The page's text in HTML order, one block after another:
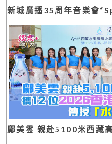
新城廣播35周年音樂會
鄺美雲 親赴5100米西藏